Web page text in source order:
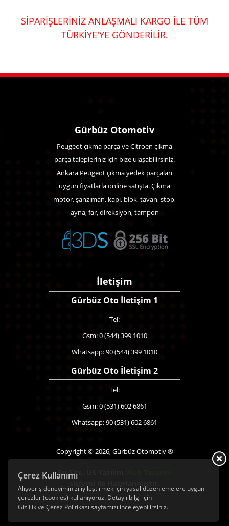
SİPARİŞLERİNİZ ANLAŞMALI KARGO İLE TÜM
TÜRKİYE'YE GÖNDERİLİR.
Çerez Kullanımı
Alışveriş deneyiminizi iyileştirmek için yasal düzenlemelere uygun
çerezler (cookies) kullanıyoruz. Detaylı bilgi için
Gizlilik ve Çerez Politikası sayfamızı inceleyebilirsiniz.
Gürbüz Otomotiv
Peugeot çıkma parça ve Citroen çıkma
parça talepleriniz için bize ulaşabilirsiniz.
Ankara Peugeot çıkma yedek parçaları
uygun fiyatlarla online satışta. Çıkma
motor, şanzıman, kapı. blok, tavan, stop,
ayna, far, direksiyon, tampon
İletişim
Gürbüz Oto İletişim 1
Tel:
Gsm: 0 (544) 399 1010
Whatsapp: 90 (544) 399 1010
Gürbüz Oto İletişim 2
Tel:
Gsm: 0 (531) 602 6861
Whatsapp: 90 (531) 602 6861
Copyright © 2026, Gürbüz Otomotiv ®
Bu Site,